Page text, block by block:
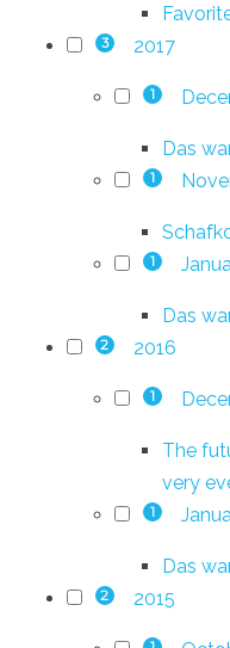
3 2017
1
Das
1
1
Das
2 2016
1
The
very
1
Das
2 2015